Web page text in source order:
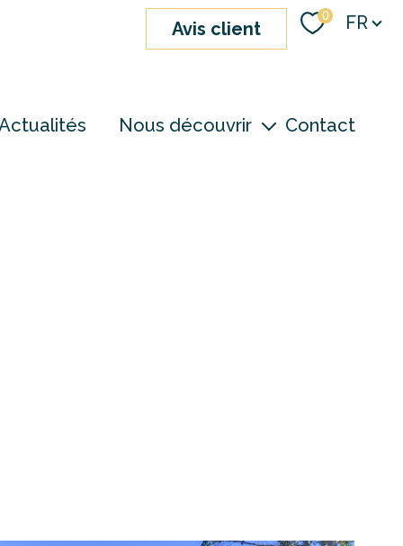
avis client
0 Langue
FR
Nous découvrir Contact